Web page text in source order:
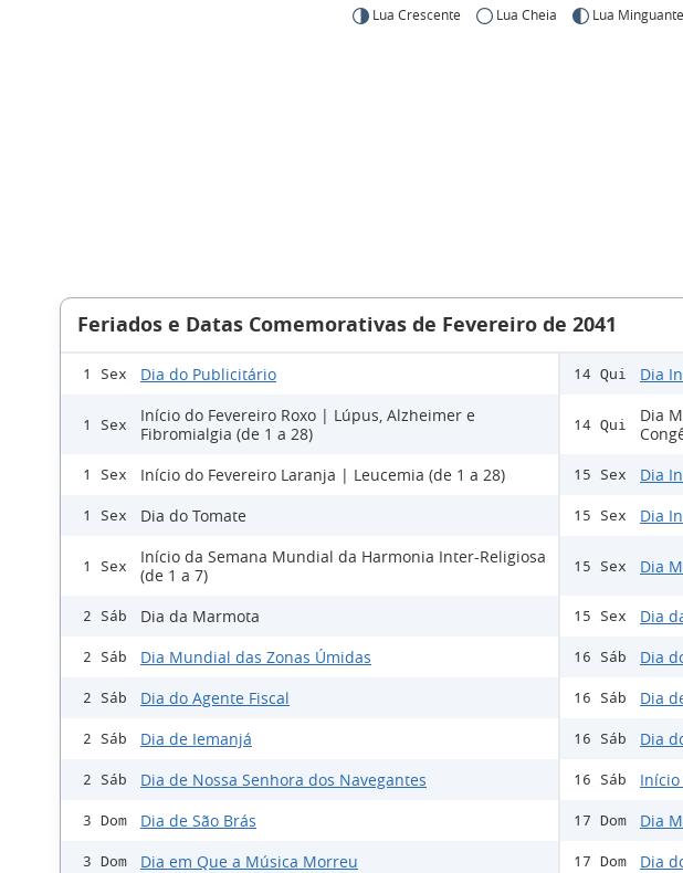
Lua Crescente Lua Cheia Lua Minguante
Feriados e Datas Comemorativas de Fevereiro de 2041
1 Sex Dia do Publicitário
1 Sex
Início do Fevereiro Roxo | Lúpus, Alzheimer e
Fibromialgia (de 1 a 28)
1 Sex Início do Fevereiro Laranja | Leucemia (de 1 a 28)
1 Sex Dia do Tomate
1 Sex
Início da Semana Mundial da Harmonia Inter-Religiosa
(de 1 a 7)
2 Sáb Dia da Marmota
2 Sáb Dia Mundial das Zonas Úmidas
2 Sáb Dia do Agente Fiscal
2 Sáb Dia de Iemanjá
2 Sáb Dia de Nossa Senhora dos Navegantes
3 Dom Dia de São Brás
3 Dom Dia em Que a Música Morreu
14 Qui Dia
14 Qui
Dia
15 Sex Dia
15 Sex Dia
15 Sex Dia
15 Sex Dia
16 Sáb Dia
16 Sáb Dia
16 Sáb Dia
16 Sáb Início
17 Dom Dia
17 Dom Dia